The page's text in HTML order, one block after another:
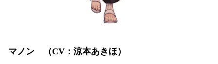
マノン （CV：涼本あきほ）